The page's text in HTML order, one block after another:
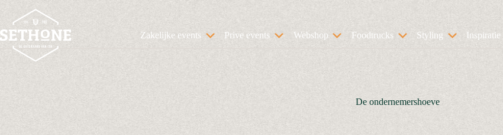
inhoud
Zakelijke events Prive events Webshop Foodtrucks Styling Inspiratie
De ondernemershoeve